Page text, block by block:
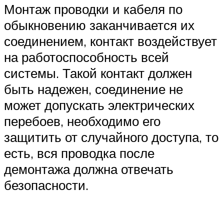
Монтаж проводки и кабеля по
обыкновению заканчивается их
соединением, контакт воздействует
на работоспособность всей
системы. Такой контакт должен
быть надежен, соединение не
может допускать электрических
перебоев, необходимо его
защитить от случайного доступа, то
есть, вся проводка после
демонтажа должна отвечать
безопасности.